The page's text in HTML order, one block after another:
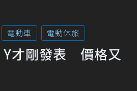
電動車 電動休旅
才剛發表 價格又